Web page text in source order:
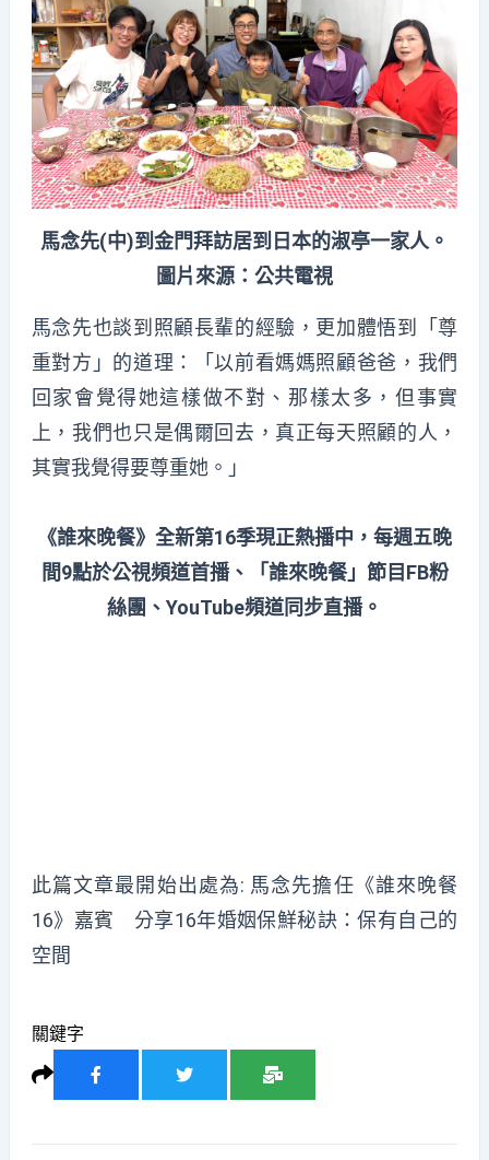
馬念先(中)到金門拜訪居到日本的淑亭一家人。
圖片來源：公共電視
馬念先也談到照顧長輩的經驗，更加體悟到「尊
重對方」的道理：「以前看媽媽照顧爸爸，我們
回家會覺得她這樣做不對、那樣太多，但事實
上，我們也只是偶爾回去，真正每天照顧的人，
其實我覺得要尊重她。」
《誰來晚餐》全新第16季現正熱播中，每週五晚
間9點於公視頻道首播、「誰來晚餐」節目FB粉
絲團、YouTube頻道同步直播。
此篇文章最開始出處為: 馬念先擔任《誰來晚餐
16》嘉賓 分享16年婚姻保鮮秘訣：保有自己的
空間
關鍵字